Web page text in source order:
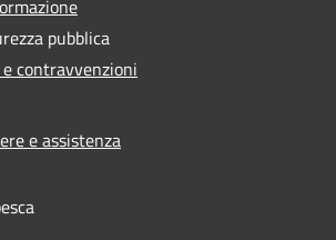
pubblica
contravvenzioni
e assistenza